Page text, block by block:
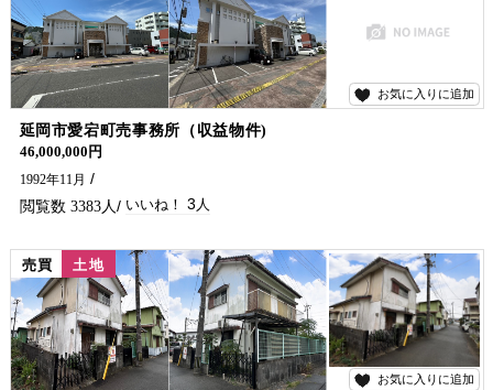
お気に入りに追加
3
延岡市愛宕町売事務所（収益物件)
46,000,000円
1992年11月
3383 3
売買 土地
お気に入りに追加